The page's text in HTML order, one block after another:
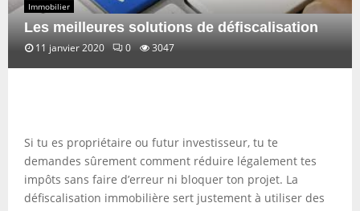
Immobilier
Les meilleures solutions de défiscalisation
11 janvier 2020 0 3047
Si tu es propriétaire ou futur investisseur, tu te
demandes sûrement comment réduire légalement tes
impôts sans faire d’erreur ni bloquer ton projet. La
défiscalisation immobilière sert justement à utiliser des